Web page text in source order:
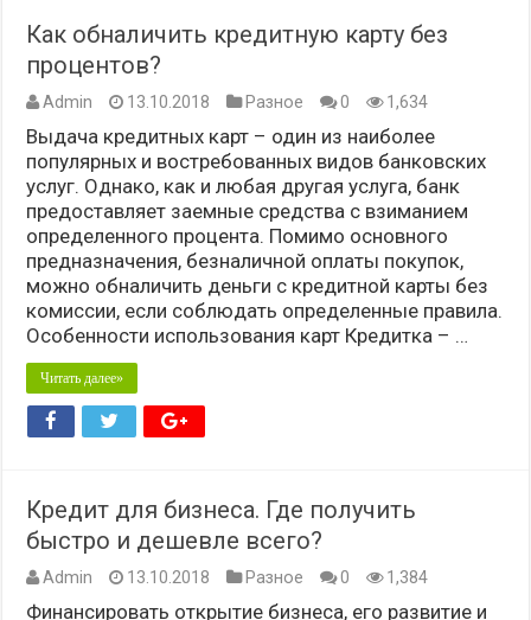
Как обналичить кредитную карту без
процентов?
Admin 13.10.2018 Разное 0 1,634
Выдача кредитных карт – один из наиболее
популярных и востребованных видов банковских
услуг. Однако, как и любая другая услуга, банк
предоставляет заемные средства с взиманием
определенного процента. Помимо основного
предназначения, безналичной оплаты покупок,
можно обналичить деньги с кредитной карты без
комиссии, если соблюдать определенные правила.
Особенности использования карт Кредитка – …
Читать далее»
Кредит для бизнеса. Где получить
быстро и дешевле всего?
Admin 13.10.2018 Разное 0 1,384
Финансировать открытие бизнеса, его развитие и